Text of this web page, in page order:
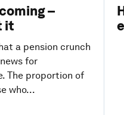
–
it
a pension crunch
for
The proportion of
who...